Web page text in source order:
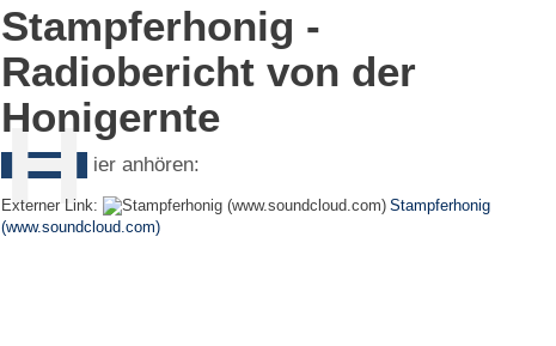
Stampferhonig -
Radiobericht von der
Honigernte
H ier anhören:
Externer Link:
Stampferhonig
(www.soundcloud.com)